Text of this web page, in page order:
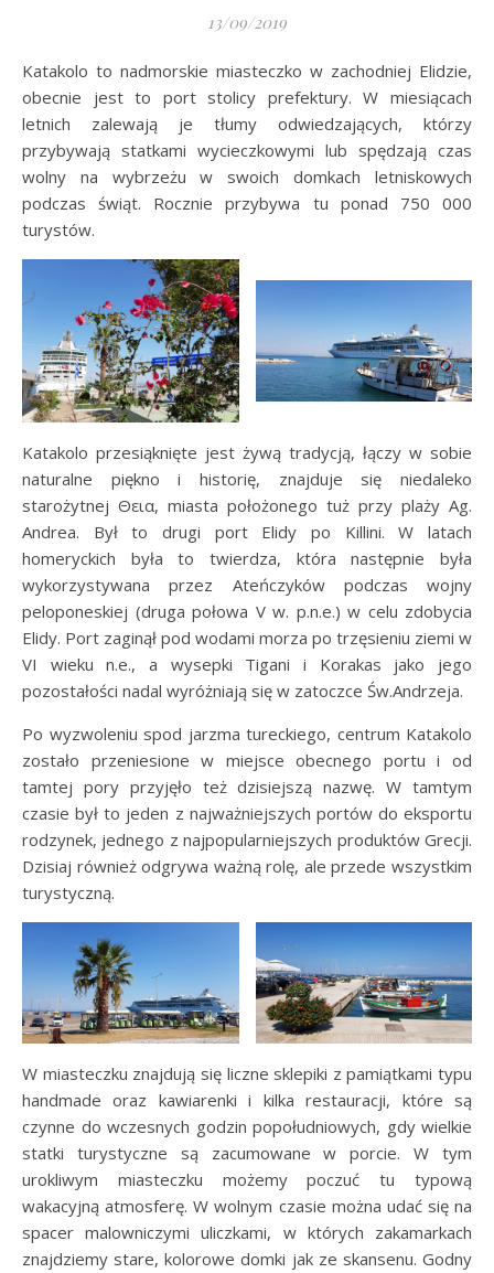
13/09/2019
Katakolo to nadmorskie miasteczko w zachodniej Elidzie,
obecnie jest to port stolicy prefektury. W miesiącach
letnich zalewają je tłumy odwiedzających, którzy
przybywają statkami wycieczkowymi lub spędzają czas
wolny na wybrzeżu w swoich domkach letniskowych
podczas świąt. Rocznie przybywa tu ponad 750 000
turystów.
Katakolo przesiąknięte jest żywą tradycją, łączy w sobie
naturalne piękno i historię, znajduje się niedaleko
starożytnej Θεια, miasta położonego tuż przy plaży Ag.
Andrea. Był to drugi port Elidy po Killini. W latach
homeryckich była to twierdza, która następnie była
wykorzystywana przez Ateńczyków podczas wojny
peloponeskiej (druga połowa V w. p.n.e.) w celu zdobycia
Elidy. Port zaginął pod wodami morza po trzęsieniu ziemi w
VI wieku n.e., a wysepki Tigani i Korakas jako jego
pozostałości nadal wyróżniają się w zatoczce Św.Andrzeja.
Po wyzwoleniu spod jarzma tureckiego, centrum Katakolo
zostało przeniesione w miejsce obecnego portu i od
tamtej pory przyjęło też dzisiejszą nazwę. W tamtym
czasie był to jeden z najważniejszych portów do eksportu
rodzynek, jednego z najpopularniejszych produktów Grecji.
Dzisiaj również odgrywa ważną rolę, ale przede wszystkim
turystyczną.
W miasteczku znajdują się liczne sklepiki z pamiątkami typu
handmade oraz kawiarenki i kilka restauracji, które są
czynne do wczesnych godzin popołudniowych, gdy wielkie
statki turystyczne są zacumowane w porcie. W tym
urokliwym miasteczku możemy poczuć tu typową
wakacyjną atmosferę. W wolnym czasie można udać się na
spacer malowniczymi uliczkami, w których zakamarkach
znajdziemy stare, kolorowe domki jak ze skansenu. Godny